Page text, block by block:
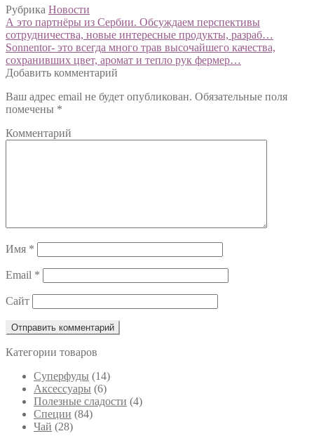
Рубрика Новости
Навигация
по
записям
Предыдущий:
А это партнёры из Сербии. Обсуждаем перспективы
сотрудничества, новые интересные продукты, разраб…
Следующий:
Sonnentor- это всегда много трав высочайшего качества,
сохранивших цвет, аромат и тепло рук фермер…
Добавить комментарий
Ваш адрес email не будет опубликован. Обязательные поля
помечены *
Комментарий
Имя *
Email *
Сайт
Категории товаров
Cуперфуды (14)
Аксессуары (6)
Полезные сладости (4)
Специи (84)
Чай (28)